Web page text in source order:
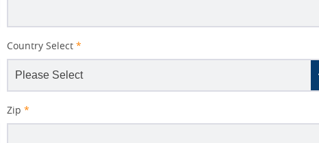
Country Select *
Zip *